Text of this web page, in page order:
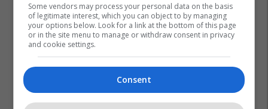
Kombëtarja E Italisë Roberto Mancini
Some vendors may process your personal data on the basis
of legitimate interest, which you can object to by managing
your options below. Look for a link at the bottom of this page
or in the site menu to manage or withdraw consent in privacy
and cookie settings.
Consent